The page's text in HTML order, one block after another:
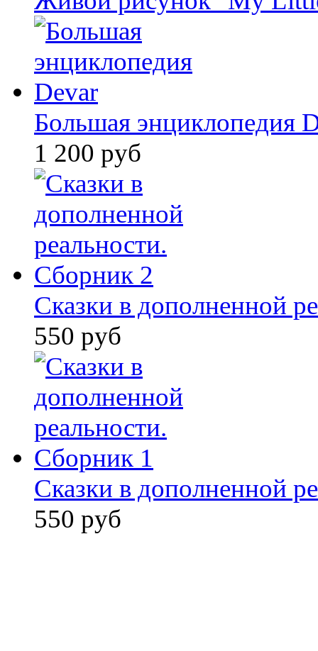
Большая энциклопедия
1 200 руб
Сказки в дополненной
550 руб
Сказки в дополненной
550 руб